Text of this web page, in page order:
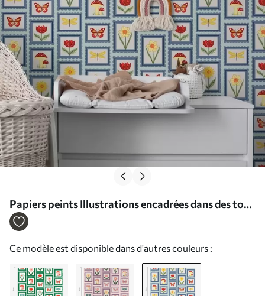
Papiers peints Illustrations encadrées dans des tons
bleus Nr. a01175v2
Ce modèle est disponible dans d'autres couleurs :